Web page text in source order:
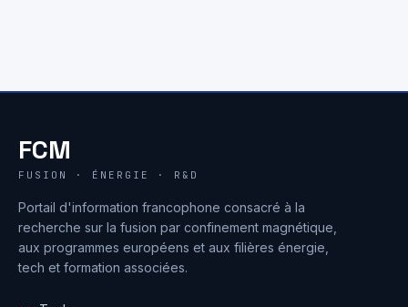
FCM
FUSION · ÉNERGIE · R&D
Portail d'information francophone consacré à la
recherche sur la fusion par confinement magnétique,
aux programmes européens et aux filières énergie,
tech et formation associées.